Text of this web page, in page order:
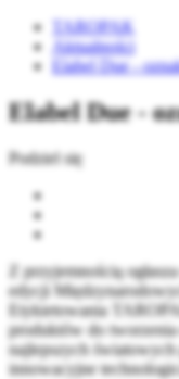
TAROPAK
Aktualności
Elabel Due -
Elabel Due -
Podziel się
Z przyjemnością
edycji
Etykietowania
produktów do
najlepszych
innowacyjne